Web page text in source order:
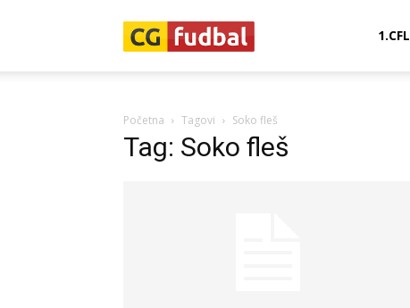
1.CFL
Početna Tagovi Soko fleš
Tag: Soko fleš